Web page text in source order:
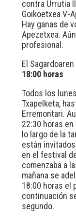
contra Urrutia
Goikoetxea V-
Hay ganas de
Apezetxea.
profesional.
El
18:00 horas
Todos los
Txapelketa,
Erremontari.
22:30 horas
lo largo de la
están
en el festival
comenzaba a
mañana se
18:00 horas el
continuación
segundo.